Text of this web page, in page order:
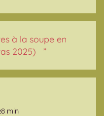
à la soupe en
2025)
”
min